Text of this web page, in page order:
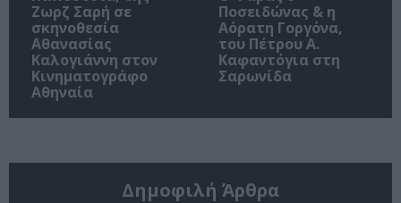
Ζωρζ Σαρή σε
σκηνοθεσία
Αθανασίας
Καλογιάννη στον
Κινηματογράφο
Αθηναία
Ποσειδώνας & η
Αόρατη Γοργόνα,
του Πέτρου Α.
Καφαντόγια στη
Σαρωνίδα
Δημοφιλή Άρθρα